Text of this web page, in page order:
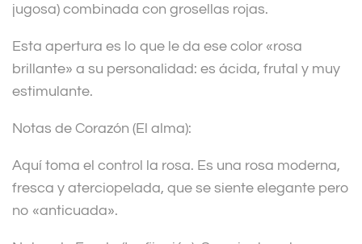
jugosa) combinada con grosellas rojas.
Esta apertura es lo que le da ese color «rosa
brillante» a su personalidad: es ácida, frutal y muy
estimulante.
Notas de Corazón (El alma):
Aquí toma el control la rosa. Es una rosa moderna,
fresca y aterciopelada, que se siente elegante pero
no «anticuada».